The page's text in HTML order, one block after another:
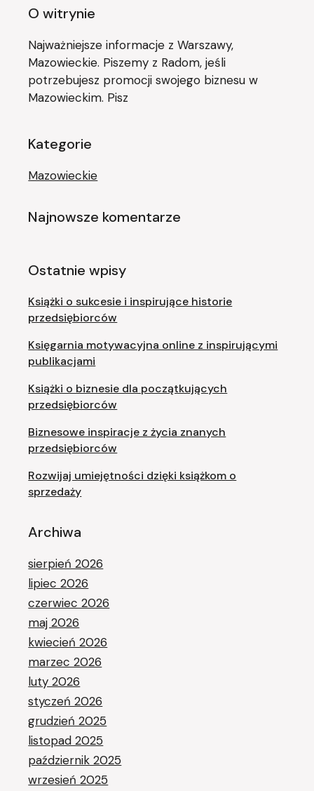
O witrynie
Najważniejsze informacje z Warszawy,
Mazowieckie. Piszemy z Radom, jeśli
potrzebujesz promocji swojego biznesu w
Mazowieckim. Pisz
Kategorie
Mazowieckie
Najnowsze komentarze
Ostatnie wpisy
Książki o sukcesie i inspirujące historie
przedsiębiorców
Księgarnia motywacyjna online z inspirującymi
publikacjami
Książki o biznesie dla początkujących
przedsiębiorców
Biznesowe inspiracje z życia znanych
przedsiębiorców
Rozwijaj umiejętności dzięki książkom o
sprzedaży
Archiwa
sierpień 2026
lipiec 2026
czerwiec 2026
maj 2026
kwiecień 2026
marzec 2026
luty 2026
styczeń 2026
grudzień 2025
listopad 2025
październik 2025
wrzesień 2025